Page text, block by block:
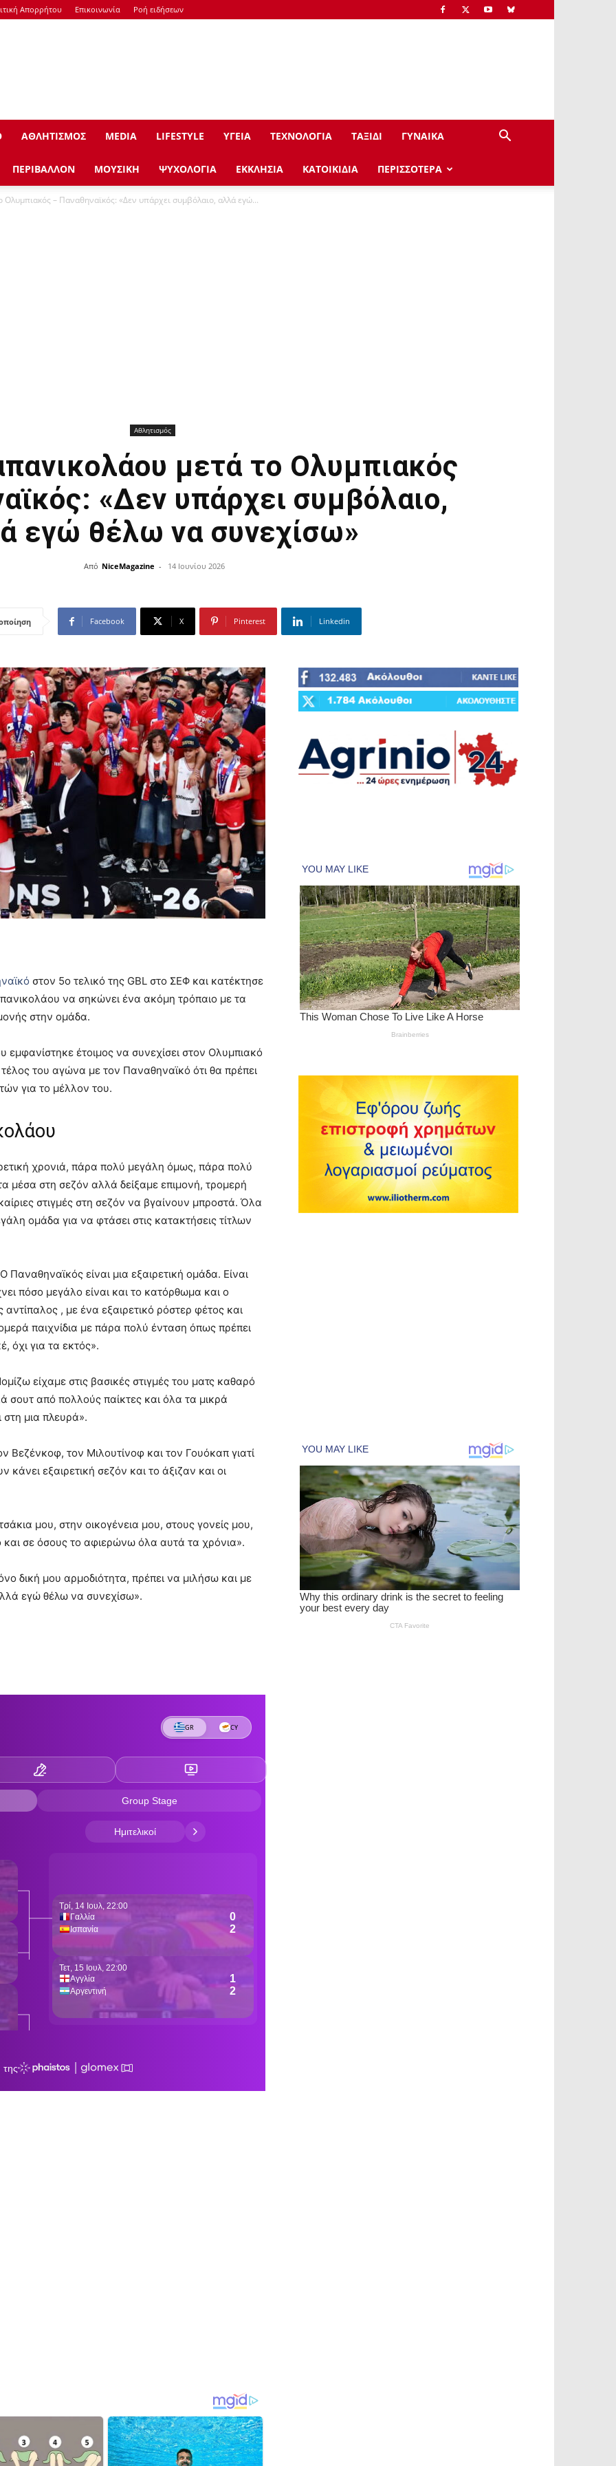
Απορρήτου Επικοινωνία Ροή ειδήσεων
ΑΘΛΗΤΙΣΜΟΣ ΜEDIA LIFESTYLE ΥΓΕΙΑ ΤΕΧΝΟΛΟΓΙΑ ΤΑΞΙΔΙ ΓΥΝΑΙΚΑ
ΠΕΡΙΒΑΛΛΟΝ ΜΟΥΣΙΚΗ ΨΥΧΟΛΟΓΙΑ ΕΚΚΛΗΣΙΑ ΚΑΤΟΙΚΙΔΙΑ ΠΕΡΙΣΣΟΤΕΡΑ
– Παναθηναϊκός: «Δεν υπάρχει συμβόλαιο, αλλά εγώ...
Αθλητισμός
μετά το Ολυμπιακός
«Δεν υπάρχει συμβόλαιο,
εγώ θέλω να συνεχίσω»
Από NiceMagazine - 14 Ιουνίου 2026
Facebook X Pinterest Linkedin
στον 5ο τελικό της GBL στο ΣΕΦ και κατέκτησε
να σηκώνει ένα ακόμη τρόπαιο με τα
στην ομάδα.
έτοιμος να συνεχίσει στον Ολυμπιακό
του αγώνα με τον Παναθηναϊκό ότι θα πρέπει
για το μέλλον του.
χρονιά, πάρα πολύ μεγάλη όμως, πάρα πολύ
μέσα στη σεζόν αλλά δείξαμε επιμονή, τρομερή
στιγμές στη σεζόν να βγαίνουν μπροστά. Όλα
ομάδα για να φτάσει στις κατακτήσεις τίτλων
Παναθηναϊκός είναι μια εξαιρετική ομάδα. Είναι
πόσο μεγάλο είναι και το κατόρθωμα και ο
, με ένα εξαιρετικό ρόστερ φέτος και
παιχνίδια με πάρα πολύ ένταση όπως πρέπει
όχι για τα εκτός».
είχαμε στις βασικές στιγμές του ματς καθαρό
από πολλούς παίκτες και όλα τα μικρά
μια πλευρά».
Βεζένκοφ, τον Μιλουτίνοφ και τον Γουόκαπ γιατί
εξαιρετική σεζόν και το άξιζαν και οι
μου, στην οικογένεια μου, στους γονείς μου,
σε όσους το αφιερώνω όλα αυτά τα χρόνια».
δική μου αρμοδιότητα, πρέπει να μιλήσω και με
εγώ θέλω να συνεχίσω».